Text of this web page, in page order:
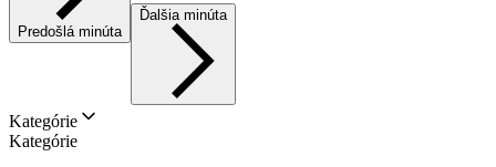
Predošlá minúta
Ďalšia minúta
Kategórie
Kategórie